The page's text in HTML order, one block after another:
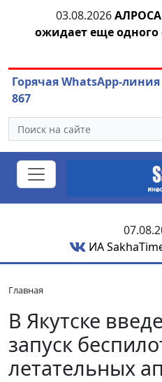
03.08.2026
ожидает еще одного
Горячая WhatsApp-
867
ИА
Главная
В Якутске
запуск
летательных